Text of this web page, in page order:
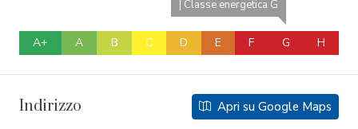
A+ A B C D E F
| Classe energetica G
G H
Indirizzo Apri su Google Maps